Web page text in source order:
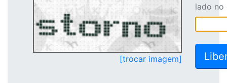
[trocar imagem]
lado no